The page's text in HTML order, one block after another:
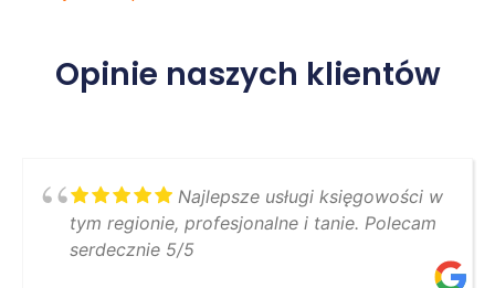
Opinie naszych klientów
w
Polecam
Fachowe
wiedza...moja współpraca trwa
zadowolony...szczerze